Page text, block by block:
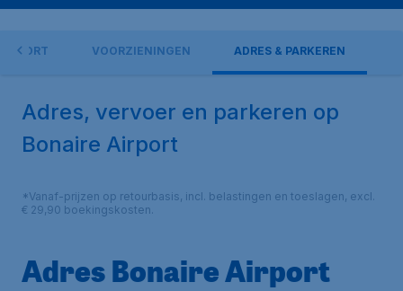
VOORZIENINGEN ADRES & PARKEREN
Adres, vervoer en parkeren op
Bonaire Airport
*Vanaf-prijzen op retourbasis, incl. belastingen en toeslagen, excl.
€ 29,90 boekingskosten.
Adres Bonaire Airport